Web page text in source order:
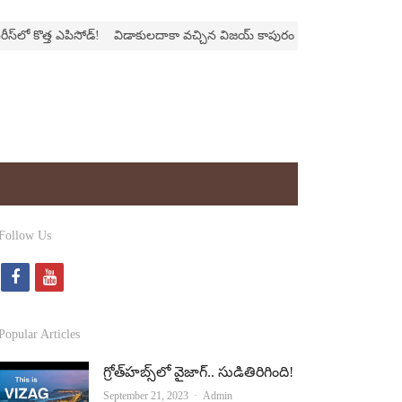
ఎపిసోడ్‌! విడాకులదాకా వచ్చిన విజయ్‌ కాపురం ‘ఫాదర్‌’ల్యాండ్‌ని
Us
f
c
e
b
y
u
t
u
Articles
గ్రోత్‌హబ్స్‌లో వైజాగ్‌.. సుడితిరిగింది!
September 21, 2023 Author
Admin